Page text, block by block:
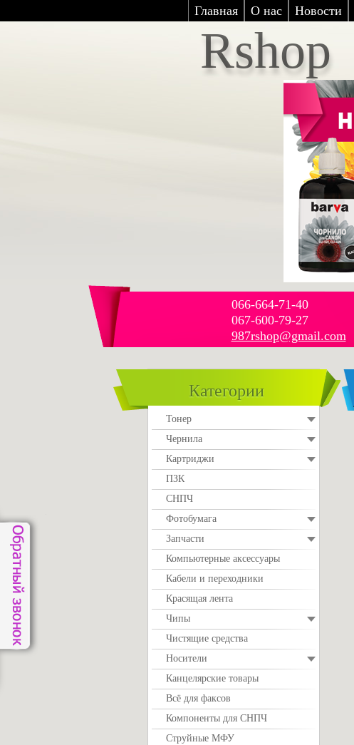
Главная О нас Новости
Rshop
066-664-71-40
067-600-79-27
987rshop@gmail.com
Категории
Тонер
Чернила
Картриджи
ПЗК
СНПЧ
Фотобумага
Запчасти
Компьютерные аксессуары
Кабели и переходники
Красящая лента
Чипы
Чистящие средства
Носители
Канцелярские товары
Всё для факсов
Компоненты для СНПЧ
Струйные МФУ